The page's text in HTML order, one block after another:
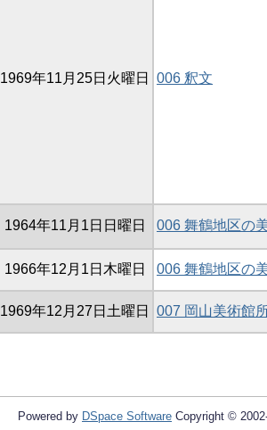
1969年11月25日火曜日 006 釈文
1964年11月1日日曜日 006 舞鶴地区の
1966年12月1日木曜日 006 舞鶴地区の
1969年12月27日土曜日 007 岡山美術館
Powered by DSpace Software Copyright ©